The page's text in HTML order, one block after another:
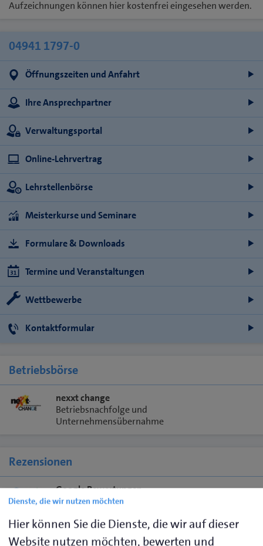
Aufzeichnungen können hier kostenfrei eingesehen werden.
04941 1797-0
Öffnungszeiten und Anfahrt
Ihre Ansprechpartner
Verwaltungsportal
Online-Lehrvertrag
Lehrstellenbörse
Meisterkurse und Seminare
Formulare & Downloads
Termine und Veranstaltungen
Wettbewerbe
Kontaktformular
Betriebsbörse
nexxt change
Betriebsnachfolge und
Unternehmensübernahme
Rezensionen
Google Bewertungen
Wir freuen uns über Lob und Anregungen.
Facebook Bewertungen
Bewerten und folgen Sie uns.
Dienste, die wir nutzen möchten
Hier können Sie die Dienste, die wir auf dieser
Website nutzen möchten, bewerten und